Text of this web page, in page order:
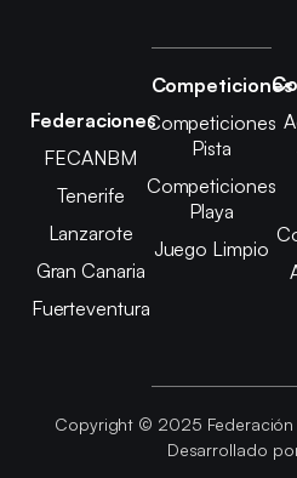
Federaciones
FECANBM
Tenerife
Lanzarote
Gran Canaria
Fuerteventura
Competiciones
Competiciones
Pista
Competiciones
Playa
Juego Limpio
Copyright © 2025 Federación
Desarrollado